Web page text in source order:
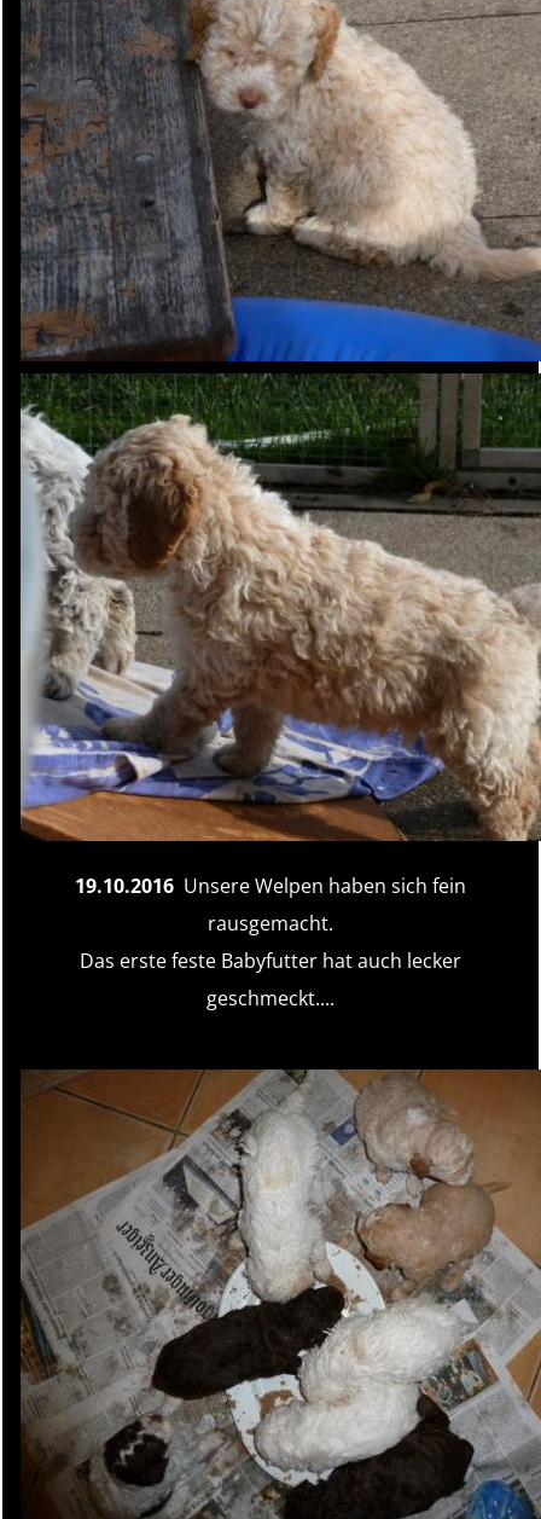
19.10.2016 Unsere Welpen haben sich fein
rausgemacht.
Das erste feste Babyfutter hat auch lecker
geschmeckt....